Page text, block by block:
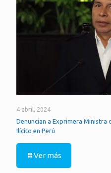
4 abril, 2024
Denuncian a Exprimera Ministra
Ilícito en Perú
Ver más